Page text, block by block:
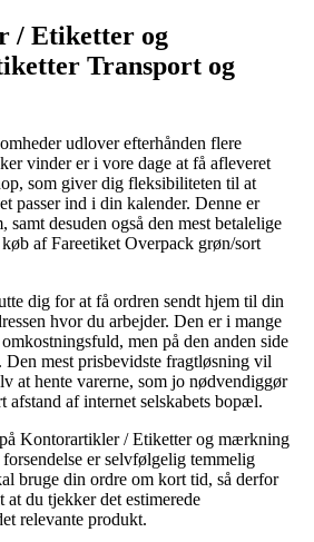
/ Etiketter og
Transport og
udlover efterhånden flere
vinder er i vore dage at få afleveret
som giver dig fleksibiliteten til at
passer ind i din kalender. Denne er
desuden også den mest betalelige
af Fareetiket Overpack grøn/sort
dig for at få ordren sendt hjem til din
hvor du arbejder. Den er i mange
men på den anden side
mest prisbevidste fragtløsning vil
at hente varerne, som jo nødvendiggør
afstand af internet selskabets bopæl.
Kontorartikler / Etiketter og mærkning
er selvfølgelig temmelig
bruge din ordre om kort tid, så derfor
du tjekker det estimerede
relevante produkt.